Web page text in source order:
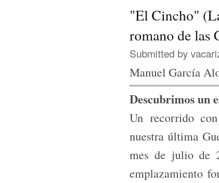
"El Cincho"
romano de las
Submitted by
Manuel García
Descubrimos un
Un recorrido
nuestra última
mes de julio de
emplazamiento